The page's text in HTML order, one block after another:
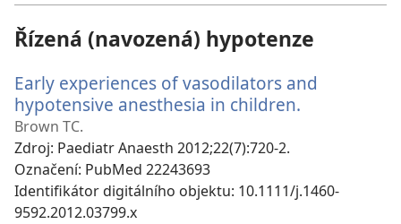
Řízená (navozená) hypotenze
Early experiences of vasodilators and
hypotensive anesthesia in children.
Brown TC.
Zdroj‎: Paediatr Anaesth 2012;22(7):720-2.
Označení‎: PubMed 22243693
Identifikátor digitálního objektu‎: 10.1111/j.1460-
9592.2012.03799.x